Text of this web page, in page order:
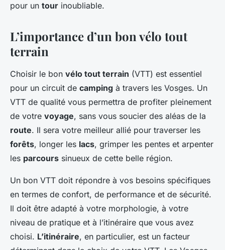
pour un tour inoubliable.
L’importance d’un bon vélo tout
terrain
Choisir le bon vélo tout terrain (VTT) est essentiel
pour un circuit de camping à travers les Vosges. Un
VTT de qualité vous permettra de profiter pleinement
de votre voyage, sans vous soucier des aléas de la
route. Il sera votre meilleur allié pour traverser les
forêts, longer les lacs, grimper les pentes et arpenter
les parcours sinueux de cette belle région.
Un bon VTT doit répondre à vos besoins spécifiques
en termes de confort, de performance et de sécurité.
Il doit être adapté à votre morphologie, à votre
niveau de pratique et à l’itinéraire que vous avez
choisi. L’itinéraire, en particulier, est un facteur